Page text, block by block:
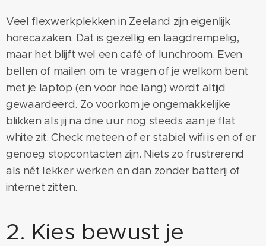
Veel flexwerkplekken in Zeeland zijn eigenlijk
horecazaken. Dat is gezellig en laagdrempelig,
maar het blijft wel een café of lunchroom. Even
bellen of mailen om te vragen of je welkom bent
met je laptop (en voor hoe lang) wordt altijd
gewaardeerd. Zo voorkom je ongemakkelijke
blikken als jij na drie uur nog steeds aan je flat
white zit. Check meteen of er stabiel wifi is en of er
genoeg stopcontacten zijn. Niets zo frustrerend
als nét lekker werken en dan zonder batterij of
internet zitten.
2. Kies bewust je